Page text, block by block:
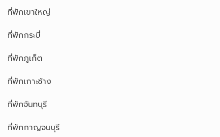
ที่พักเขาใหญ่
ที่พักกระบี่
ที่พักภูเก็ต
ที่พักเกาะช้าง
ที่พักจันทบุรี
ที่พักกาญจนบุรี